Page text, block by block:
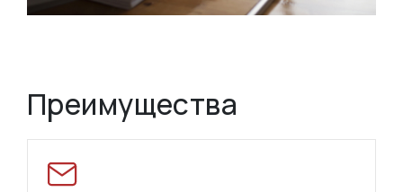
Преимущества